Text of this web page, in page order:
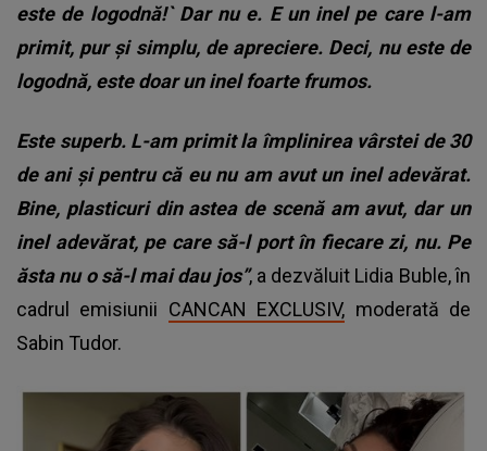
este de logodnă!` Dar nu e. E un inel pe care l-am
primit, pur și simplu, de apreciere. Deci, nu este de
logodnă, este doar un inel foarte frumos.
Este superb. L-am primit la împlinirea vârstei de 30
de ani și pentru că eu nu am avut un inel adevărat.
Bine, plasticuri din astea de scenă am avut, dar un
inel adevărat, pe care să-l port în fiecare zi, nu. Pe
ăsta nu o să-l mai dau jos”, a dezvăluit Lidia Buble, în
cadrul emisiunii CANCAN EXCLUSIV, moderată de
Sabin Tudor.